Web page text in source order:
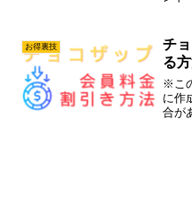
（cp
（cp
お得裏技
チ
る
※こ
に作
合が